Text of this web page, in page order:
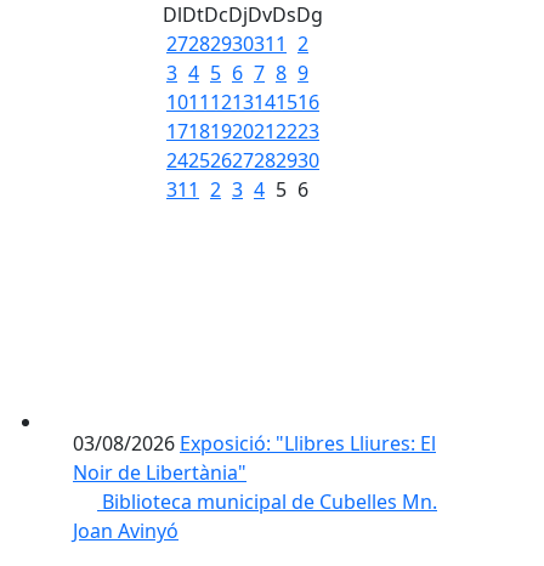
DlDtDcDjDvDsDg
27282930311 2
3 4 5 6 7 8 9
10111213141516
17181920212223
24252627282930
311 2 3 4 5 6
03/08/2026 Exposició: "Llibres Lliures: El
Noir de Libertània"
Biblioteca municipal de Cubelles Mn.
Joan Avinyó